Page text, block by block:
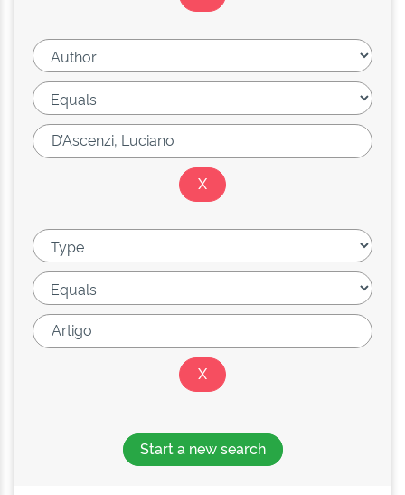
Start a new search